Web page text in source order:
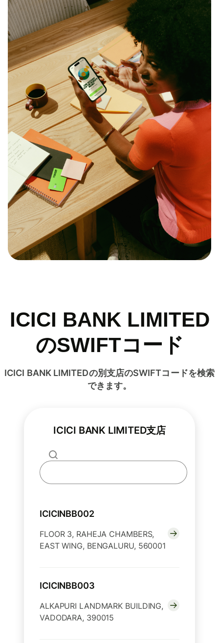
ICICI BANK LIMITED
のSWIFTコード
ICICI BANK LIMITEDの別支店のSWIFTコードを検索
できます。
ICICI BANK LIMITED支店
ICICINBB002
FLOOR 3, RAHEJA CHAMBERS,
EAST WING, BENGALURU, 560001
ICICINBB003
ALKAPURI LANDMARK BUILDING,
VADODARA, 390015